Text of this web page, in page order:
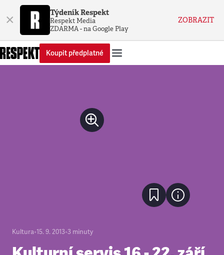
× Týdeník Respekt
Respekt Media
ZDARMA - na Google Play
ZOBRAZIT
Koupit předplatné
Kultura•15. 9. 2013•3 minuty